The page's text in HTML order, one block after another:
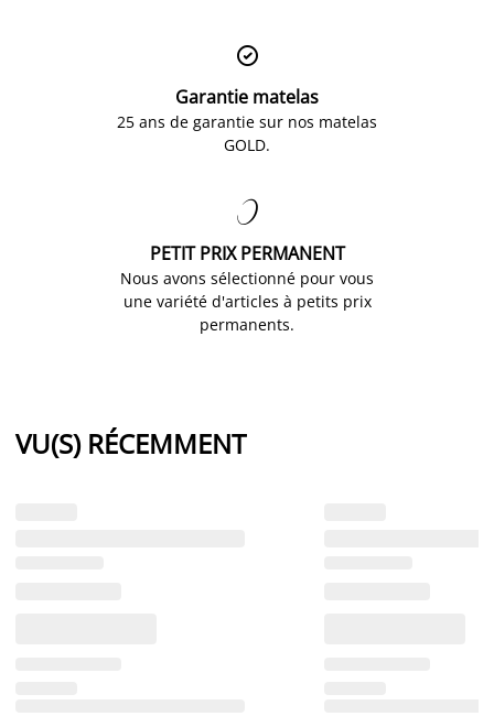

Garantie matelas
25 ans de garantie sur nos matelas
GOLD.

PETIT PRIX PERMANENT
Nous avons sélectionné pour vous
une variété d'articles à petits prix
permanents.
VU(S) RÉCEMMENT